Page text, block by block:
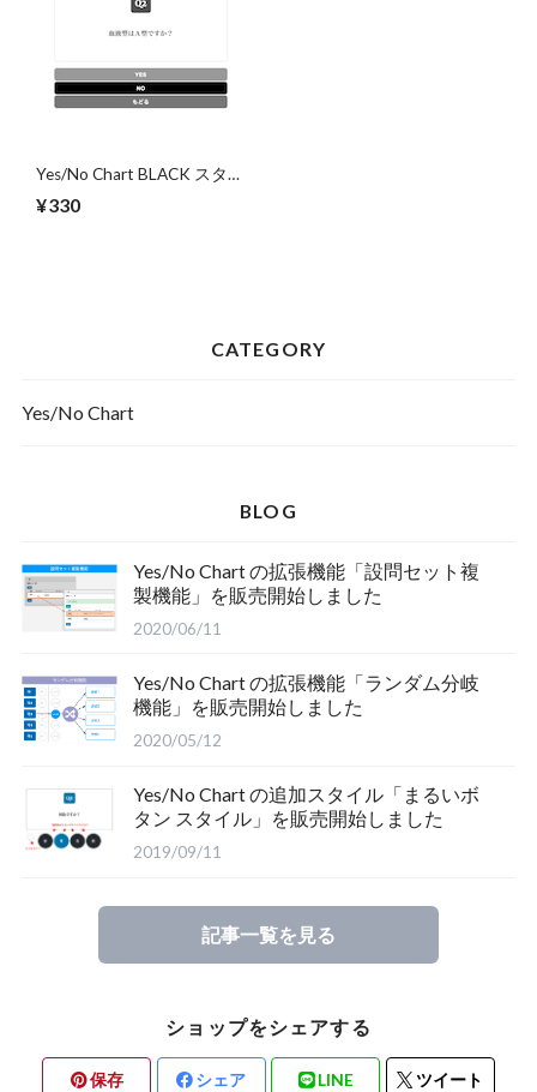
Yes/No Chart BLACK スタイ
¥330
CATEGORY
Yes/No Chart
BLOG
Yes/No Chart の拡張機能「設問セット複
製機能」を販売開始しました
2020/06/11
Yes/No Chart の拡張機能「ランダム分岐
機能」を販売開始しました
2020/05/12
Yes/No Chart の追加スタイル「まるいボ
タン スタイル」を販売開始しました
2019/09/11
記事一覧を見る
ショップをシェアする
保存 シェア LINE ツイート